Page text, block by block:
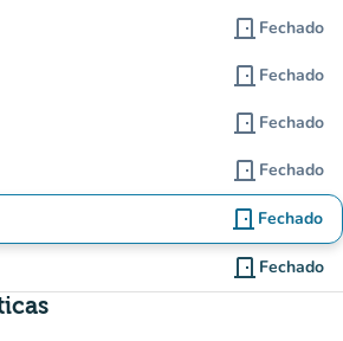
door_front Fechado
door_front Fechado
door_front Fechado
door_front Fechado
door_front Fechado
door_front Fechado